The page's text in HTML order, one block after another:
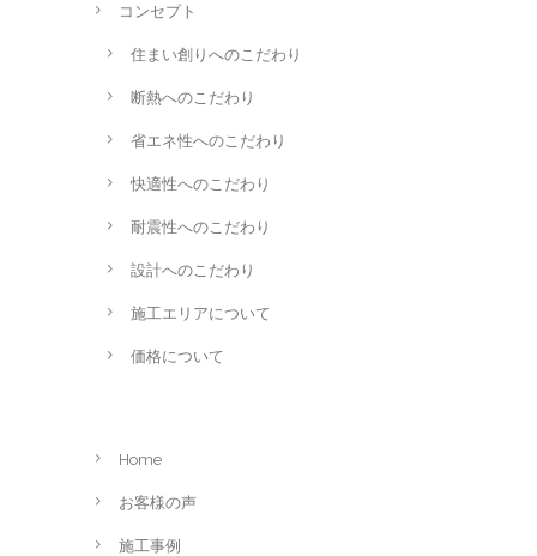
コンセプト
住まい創りへのこだわり
断熱へのこだわり
省エネ性へのこだわり
快適性へのこだわり
耐震性へのこだわり
設計へのこだわり
施工エリアについて
価格について
Home
お客様の声
施工事例